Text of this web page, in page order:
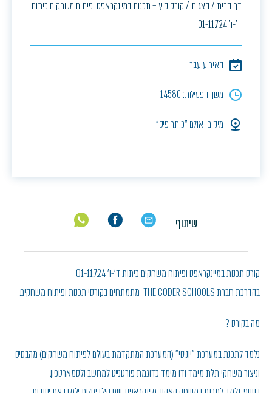
דף הבית/הצגות/קורס קיץ – תכנות במיינקראפט ופיתוח משחקים כיתות
ד'-ו' 01-11.7.24
האירוע עבר
משך הפעילות: 14580
מיקום: אולם ״כותר פיס״
שיתוף
קורס תכנות במיינקראפט ופיתוח משחקים כיתות ד'-ו' 01-11.7.24
בהדרכת חברת THE CODER SCHOOLS מתמתחים בקורסי תכנות ופיתוח משחקים.
מה בקורס ?
נלמד לתכנת במערכת "יוניטי" (המערכת המתקדמת בעולם לפיתוח משחקים) מהבסיס
וניצור משחקי תלת מימד ודו מימד כדוגמת פורטנייט למחשב ולסמארטפון.